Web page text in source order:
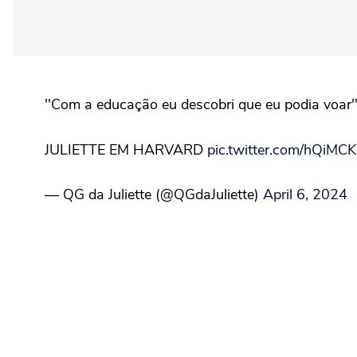
''Com a educação eu descobri que eu podia voar''
JULIETTE EM HARVARD pic.twitter.com/
— QG da Juliette (@QGdaJuliette) April 6, 2024